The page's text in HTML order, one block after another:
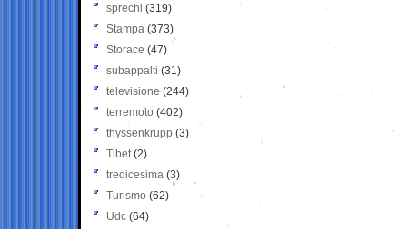
sprechi (319)
Stampa (373)
Storace (47)
subappalti (31)
televisione(244)
terremoto (402)
thyssenkrupp (3)
Tibet(2)
tredicesima (3)
Turismo (62)
Udc (64)